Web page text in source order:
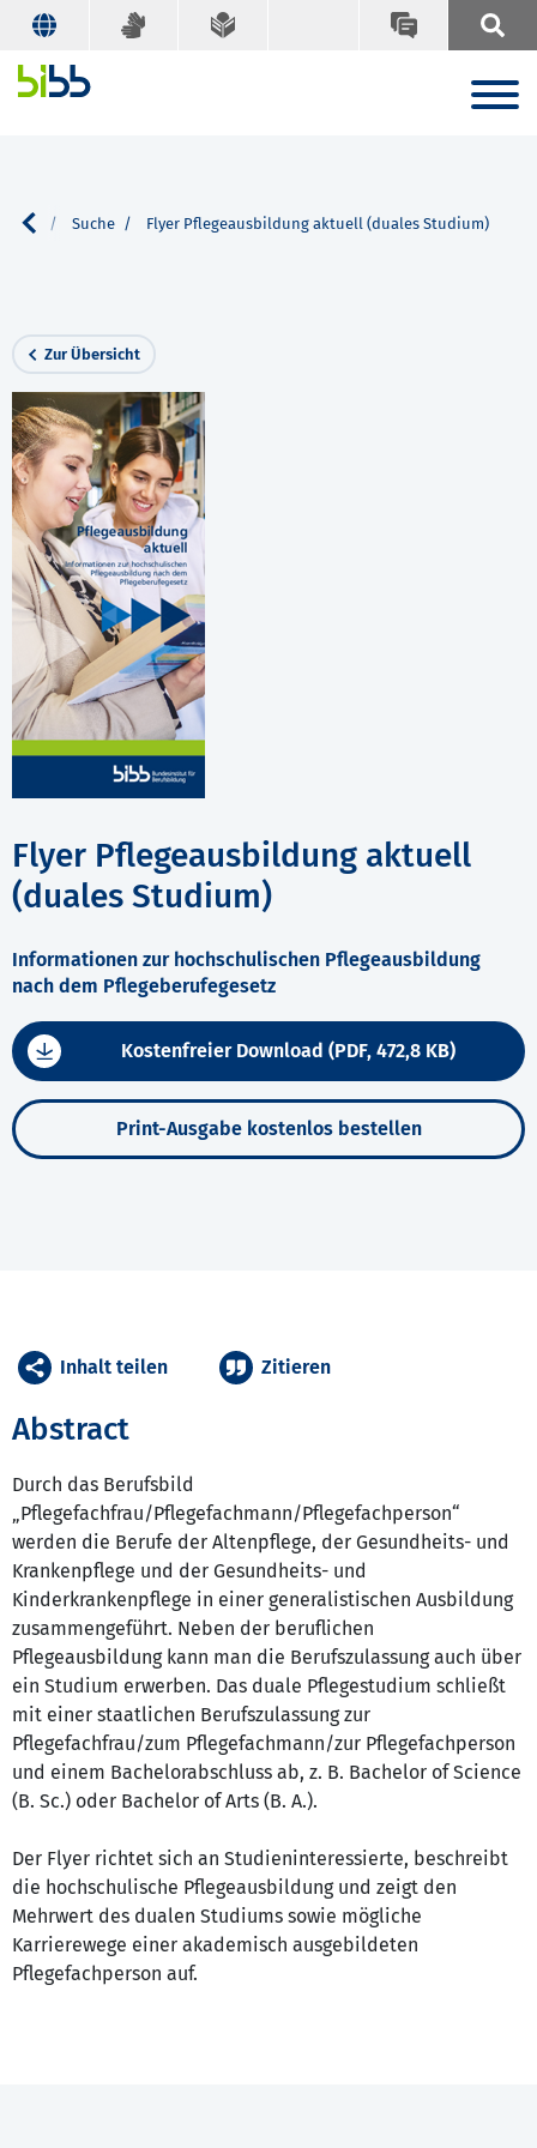
Suche Flyer Pflegeausbildung aktuell (duales Studium)
Zur Übersicht
Flyer Pflegeausbildung aktuell
(duales Studium)
Informationen zur hochschulischen Pflegeausbildung
nach dem Pflegeberufegesetz
Kostenfreier Download (PDF, 472,8 KB)
Print-Ausgabe kostenlos bestellen
Abstract
Durch das Berufsbild
„Pflegefachfrau/Pflegefachmann/Pflegefachperson“
werden die Berufe der Altenpflege, der Gesundheits- und
Krankenpflege und der Gesundheits- und
Kinderkrankenpflege in einer generalistischen Ausbildung
zusammengeführt. Neben der beruflichen
Pflegeausbildung kann man die Berufszulassung auch über
ein Studium erwerben. Das duale Pflegestudium schließt
mit einer staatlichen Berufszulassung zur
Pflegefachfrau/zum Pflegefachmann/zur Pflegefachperson
und einem Bachelorabschluss ab, z. B. Bachelor of Science
(B. Sc.) oder Bachelor of Arts (B. A.).
Der Flyer richtet sich an Studieninteressierte, beschreibt
die hochschulische Pflegeausbildung und zeigt den
Mehrwert des dualen Studiums sowie mögliche
Karrierewege einer akademisch ausgebildeten
Pflegefachperson auf.
Inhalt teilen Zitieren